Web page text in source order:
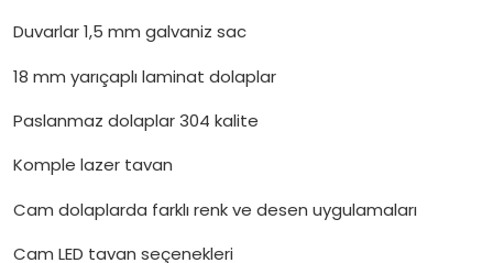
Duvarlar 1,5 mm galvaniz sac
18 mm yarıçaplı laminat dolaplar
Paslanmaz dolaplar 304 kalite
Komple lazer tavan
Cam dolaplarda farklı renk ve desen uygulamaları
Cam LED tavan seçenekleri